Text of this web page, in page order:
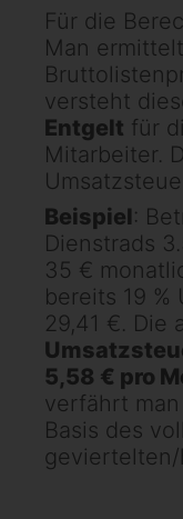
Für die
Man
versteht
Entgelt für
Mitarbeiter.
Beispiel:
Dienstrads
35 €
bereits 19 %
29,41 €. Die
5,58 € pro
verfährt
Basis des
geviertelten/